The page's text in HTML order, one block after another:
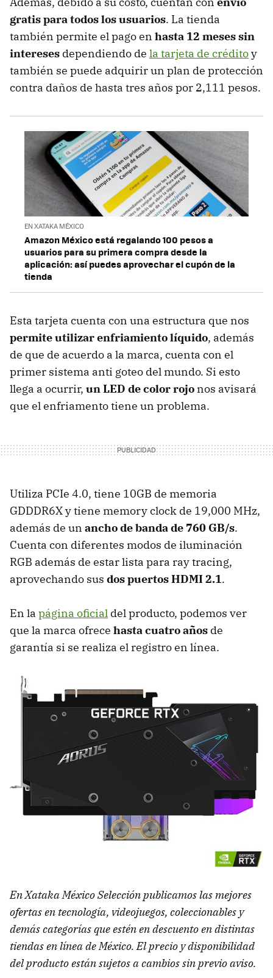
gratis para todos los usuarios. La tienda
también permite el pago en hasta 12 meses sin
intereses dependiendo de la tarjeta de créditoy
también se puede adquirir un plan de protección
contra daños de hasta tres años por 2,111 pesos.
EN XATAKA MÉXICO
Amazon México está regalando 100 pesos a
usuarios para su primera compra desde la
aplicación: así puedes aprovechar el cupón de la
tienda
Esta tarjeta cuenta con una estructura que nos
permite utilizar enfriamiento líquido, además
de que de acuerdo a la marca, cuenta con el
primer sistema anti goteo del mundo. Si esto
llega a ocurrir, un LED de color rojo nos avisará
que el enfriamento tiene un problema.
Utiliza PCIe 4.0, tiene 10GB de memoria
GDDDR6X y tiene memory clock de 19,000 MHz,
además de un ancho de banda de 760 GB/s.
Cuenta con diferentes modos de iluminación
RGB además de estar lista para ray tracing,
aprovechando sus dos puertos HDMI 2.1.
En la página oficial del producto, podemos ver
que la marca ofrece hasta cuatro años de
garantía si se realiza el registro en línea.
En Xataka México Selección publicamos las mejores
ofertas en tecnología, videojuegos, coleccionables y
demás categorías que estén en descuento en distintas
tiendas en línea de México. El precio y disponibilidad
del producto están sujetos a cambios sin previo aviso.